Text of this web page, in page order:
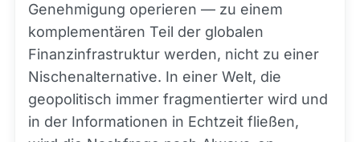
Genehmigung operieren — zu einem
komplementären Teil der globalen
Finanzinfrastruktur werden, nicht zu einer
Nischenalternative. In einer Welt, die
geopolitisch immer fragmentierter wird und
in der Informationen in Echtzeit fließen,